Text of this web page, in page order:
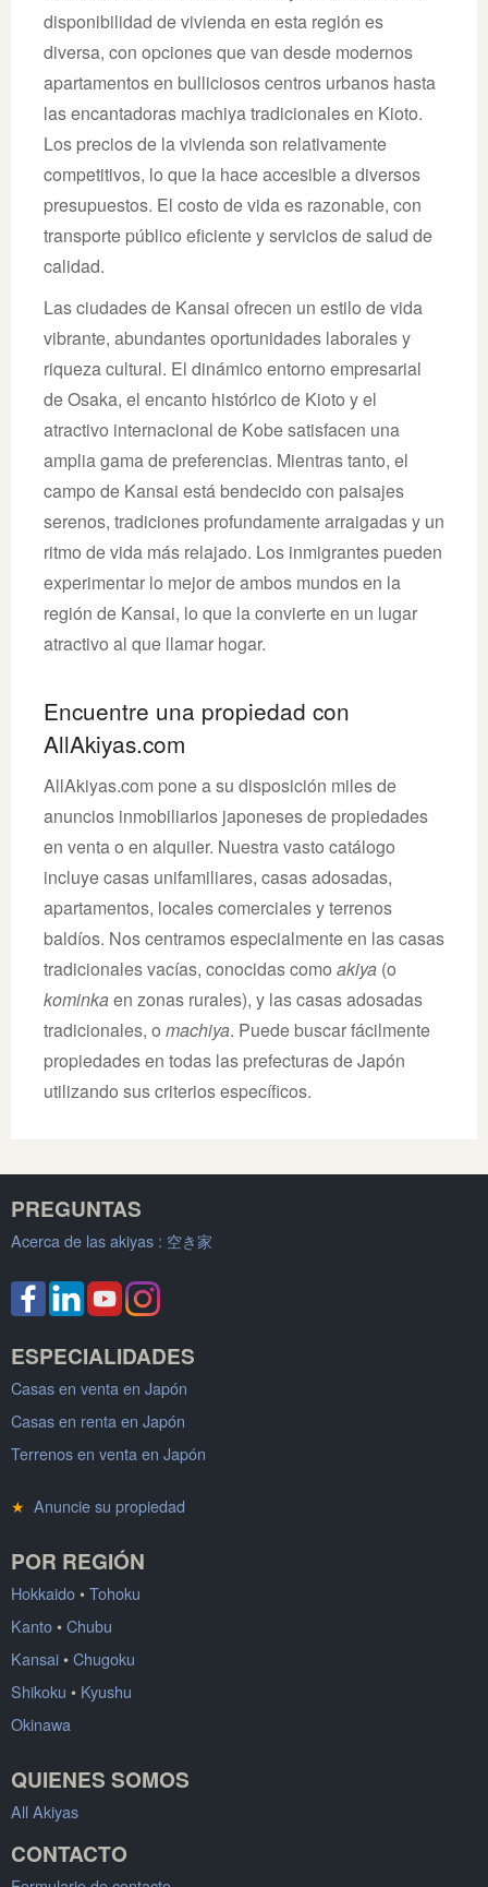
disponibilidad de vivienda en esta región es
diversa, con opciones que van desde modernos
apartamentos en bulliciosos centros urbanos hasta
las encantadoras machiya tradicionales en Kioto.
Los precios de la vivienda son relativamente
competitivos, lo que la hace accesible a diversos
presupuestos. El costo de vida es razonable, con
transporte público eficiente y servicios de salud de
calidad.
Las ciudades de Kansai ofrecen un estilo de vida
vibrante, abundantes oportunidades laborales y
riqueza cultural. El dinámico entorno empresarial
de Osaka, el encanto histórico de Kioto y el
atractivo internacional de Kobe satisfacen una
amplia gama de preferencias. Mientras tanto, el
campo de Kansai está bendecido con paisajes
serenos, tradiciones profundamente arraigadas y un
ritmo de vida más relajado. Los inmigrantes pueden
experimentar lo mejor de ambos mundos en la
región de Kansai, lo que la convierte en un lugar
atractivo al que llamar hogar.
Encuentre una propiedad con
AllAkiyas.com
AllAkiyas.com pone a su disposición miles de
anuncios inmobiliarios japoneses de propiedades
en venta o en alquiler. Nuestra vasto catálogo
incluye casas unifamiliares, casas adosadas,
apartamentos, locales comerciales y terrenos
baldíos. Nos centramos especialmente en las casas
tradicionales vacías, conocidas como akiya (o
kominkaen zonas rurales), y las casas adosadas
tradicionales, o machiya. Puede buscar fácilmente
propiedades en todas las prefecturas de Japón
utilizando sus criterios específicos.
PREGUNTAS
Acerca de las akiyas : 空き家
ESPECIALIDADES
Casas en venta en Japón
Casas en renta en Japón
Terrenos en venta en Japón
★ Anuncie su propiedad
POR REGIÓN
Hokkaido•Tohoku
Kanto•Chubu
Kansai•Chugoku
Shikoku • Kyushu
Okinawa
QUIENES SOMOS
All Akiyas
CONTACTO